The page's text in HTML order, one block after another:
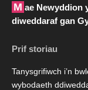
Mae Newyddion y Cyngor yn darparu’r holl newyddion
diweddaraf gan
Prif storiau
Tanysgrifiwch i’n
wybodaeth